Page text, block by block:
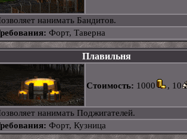
нанимать Бандитов.
Форт, Таверна
Плавильня
Стоимость: 1000 , 10
нанимать Поджигателей.
Форт, Кузница